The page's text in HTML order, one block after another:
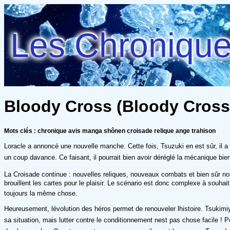
Les
Bloody Cross (Bloody
Mots clés : chronique avis manga shônen croisade relique ange trahison
Loracle a annoncé une nouvelle manche. Cette fois, Tsuzuki en est sûr, il
un coup davance. Ce faisant, il pourrait bien avoir déréglé la mécanique
La Croisade continue : nouvelles reliques, nouveaux combats et bien sûr
brouillent les cartes pour le plaisir. Le scénario est donc complexe à
toujours la même chose.
Heureusement, lévolution des héros permet de renouveler lhistoire.
sa situation, mais lutter contre le conditionnement nest pas chose facile !